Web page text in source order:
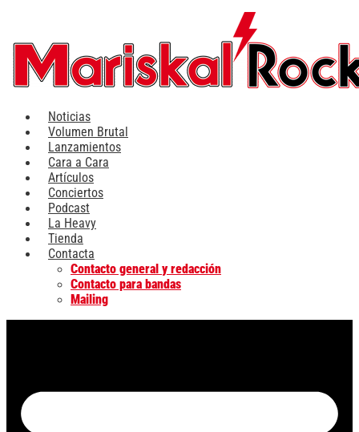
contenido
Noticias
Volumen Brutal
Lanzamientos
Cara a Cara
Artículos
Conciertos
Podcast
La Heavy
Tienda
Contacta
Contacto general y redacción
Contacto para bandas
Mailing